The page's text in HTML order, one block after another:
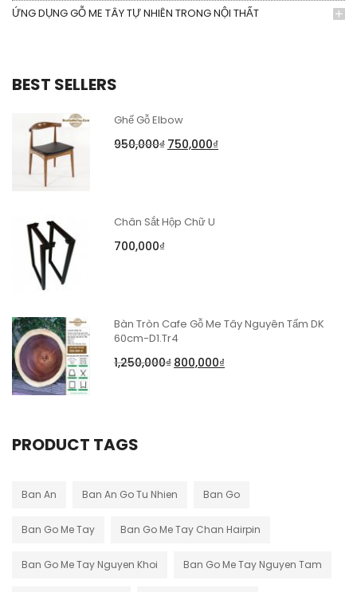
ỨNG DỤNG GỖ ME TÂY TỰ NHIÊN TRONG NỘI THẤT
BEST SELLERS
Ghế Gỗ Elbow
950,000₫ 750,000₫
Chân Sắt Hộp Chữ U
700,000₫
Bàn Tròn Cafe Gỗ Me Tây Nguyên Tấm DK
60cm-D1.Tr4
1,250,000₫ 800,000₫
PRODUCT TAGS
Ban An Ban An Go Tu Nhien Ban Go
Ban Go Me Tay Ban Go Me Tay Chan Hairpin
Ban Go Me Tay Nguyen Khoi Ban Go Me Tay Nguyen Tam